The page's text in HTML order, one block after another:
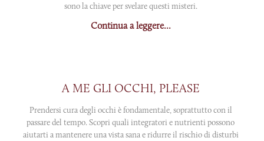
sono la chiave per svelare questi misteri.
Continua a leggere...
A ME GLI OCCHI, PLEASE
Prendersi cura degli occhi è fondamentale, soprattutto con il
passare del tempo. Scopri quali integratori e nutrienti possono
aiutarti a mantenere una vista sana e ridurre il rischio di disturbi